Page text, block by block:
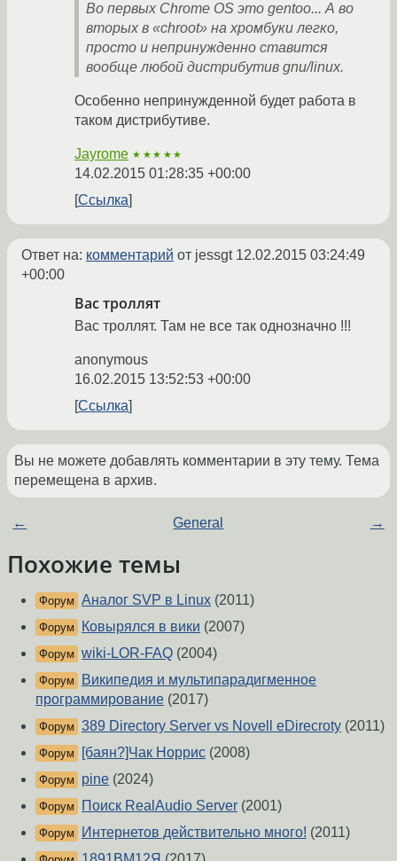
Во первых Chrome OS это gentoo... А во
вторых в «chroot» на хромбуки легко,
просто и непринужденно ставится
вообще любой дистрибутив gnu/linux.
Особенно непринужденной будет работа в
таком дистрибутиве.
Jayrome ★★★★★
14.02.2015 01:28:35 +00:00
Ссылка
Ответ на: комментарий от jessgt 12.02.2015 03:24:49
+00:00
Вас троллят
Вас троллят. Там не все так однозначно !!!
anonymous
16.02.2015 13:52:53 +00:00
Ссылка
Вы не можете добавлять комментарии в эту тему. Тема
перемещена в архив.
← General →
Похожие темы
Форум Аналог SVP в Linux (2011)
Форум Ковырялся в вики (2007)
Форум wiki-LOR-FAQ (2004)
Форум
Википедия и мультипарадигменное
программирование (2017)
Форум 389 Directory Server vs Novell eDirecroty (2011)
Форум [баян?]Чак Норрис (2008)
Форум pine (2024)
Форум Поиск RealAudio Server (2001)
Форум Интернетов действительно много! (2011)